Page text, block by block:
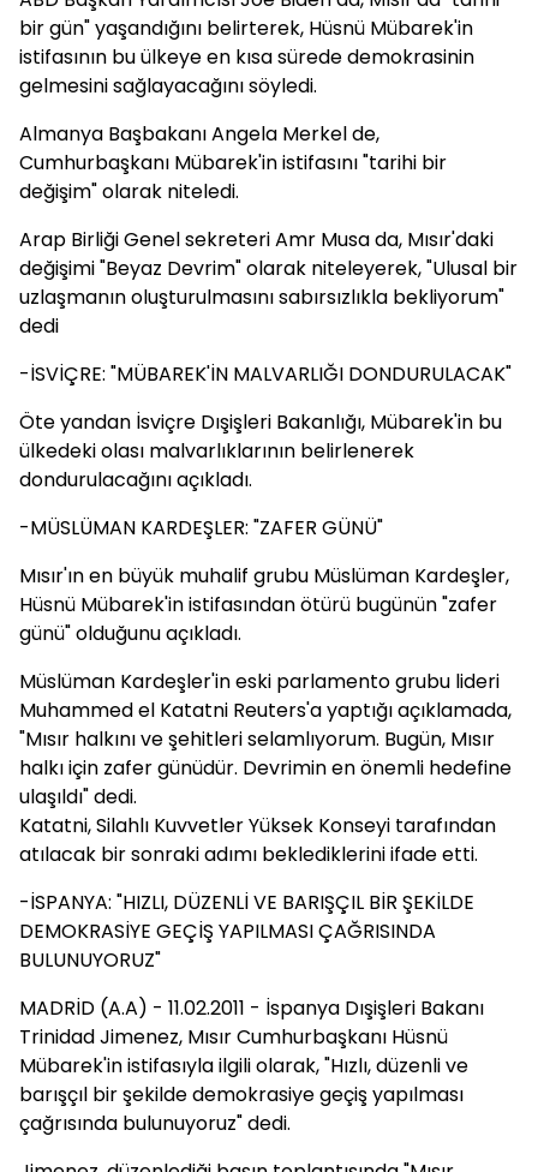
bir gün" yaşandığını belirterek, Hüsnü Mübarek'in
istifasının bu ülkeye en kısa sürede demokrasinin
gelmesini sağlayacağını söyledi.
Almanya Başbakanı Angela Merkel de,
Cumhurbaşkanı Mübarek'in istifasını "tarihi bir
değişim" olarak niteledi.
Arap Birliği Genel sekreteri Amr Musa da, Mısır'daki
değişimi "Beyaz Devrim" olarak niteleyerek, "Ulusal bir
uzlaşmanın oluşturulmasını sabırsızlıkla bekliyorum"
dedi
-İSVİÇRE: "MÜBAREK'İN MALVARLIĞI DONDURULACAK"
Öte yandan İsviçre Dışişleri Bakanlığı, Mübarek'in bu
ülkedeki olası malvarlıklarının belirlenerek
dondurulacağını açıkladı.
-MÜSLÜMAN KARDEŞLER: "ZAFER GÜNÜ"
Mısır'ın en büyük muhalif grubu Müslüman Kardeşler,
Hüsnü Mübarek'in istifasından ötürü bugünün "zafer
günü" olduğunu açıkladı.
Müslüman Kardeşler'in eski parlamento grubu lideri
Muhammed el Katatni Reuters'a yaptığı açıklamada,
"Mısır halkını ve şehitleri selamlıyorum. Bugün, Mısır
halkı için zafer günüdür. Devrimin en önemli hedefine
ulaşıldı" dedi.
Katatni, Silahlı Kuvvetler Yüksek Konseyi tarafından
atılacak bir sonraki adımı beklediklerini ifade etti.
-İSPANYA: "HIZLI, DÜZENLİ VE BARIŞÇIL BİR ŞEKİLDE
DEMOKRASİYE GEÇİŞ YAPILMASI ÇAĞRISINDA
BULUNUYORUZ"
MADRİD (A.A) - 11.02.2011 - İspanya Dışişleri Bakanı
Trinidad Jimenez, Mısır Cumhurbaşkanı Hüsnü
Mübarek'in istifasıyla ilgili olarak, "Hızlı, düzenli ve
barışçıl bir şekilde demokrasiye geçiş yapılması
çağrısında bulunuyoruz" dedi.